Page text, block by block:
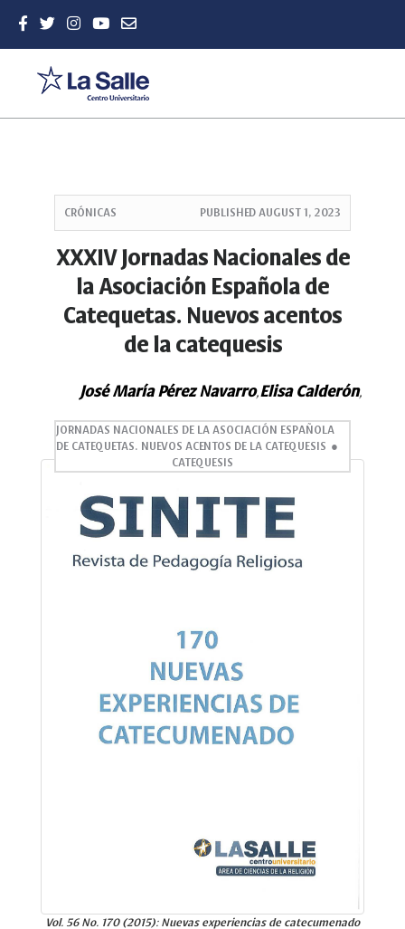
Navigation
Main
CRÓNICAS PUBLISHED AUGUST 1, 2023
XXXIV Jornadas Nacionales de
la Asociación Española de
Catequetas. Nuevos acentos
de la catequesis
José María Pérez Navarro,Elisa Calderón,
JORNADAS NACIONALES DE LA ASOCIACIÓN ESPAÑOLA
DE CATEQUETAS. NUEVOS ACENTOS DE LA CATEQUESIS
CATEQUESIS
Vol. 56 No. 170 (2015): Nuevas experiencias de catecumenado